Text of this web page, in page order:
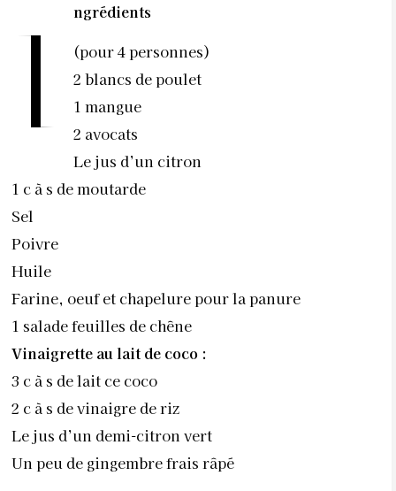
I
ngrédients
(pour 4 personnes)
2 blancs de poulet
1 mangue
2 avocats
Le jus d’un citron
1 c à s de moutarde
Sel
Poivre
Huile
Farine, oeuf et chapelure pour la panure
1 salade feuilles de chêne
Vinaigrette au lait de coco :
3 c à s de lait ce coco
2 c à s de vinaigre de riz
Le jus d’un demi-citron vert
Un peu de gingembre frais râpé